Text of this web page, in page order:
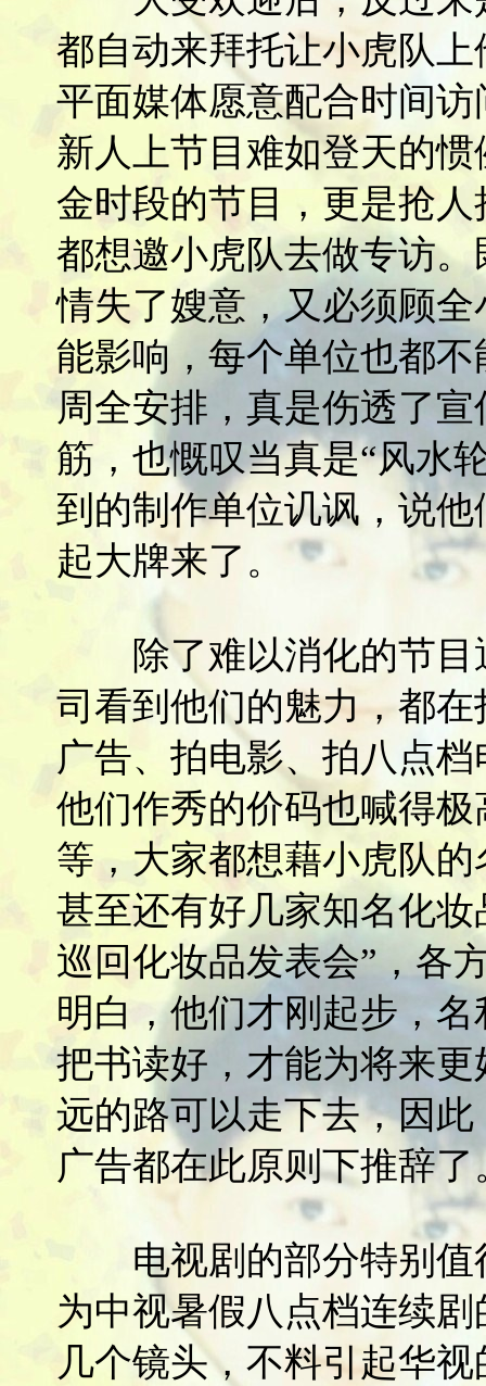
都自动来拜托让小虎队
平面媒体愿意配合时间
新人上节目难如登天的
金时段的节目，更是抢
都想邀小虎队去做专访
情失了嫂意，又必须顾
能影响，每个单位也都
周全安排，真是伤透了
筋，也慨叹当真是“风水
到的制作单位讥讽，说
起大牌来了。
除了难以消化的节目
司看到他们的魅力，都
广告、拍电影、拍八点
他们作秀的价码也喊得
等，大家都想藉小虎队
甚至还有好几家知名化
巡回化妆品发表会”，各
明白，他们才刚起步，
把书读好，才能为将来
远的路可以走下去，因
广告都在此原则下推辞了
电视剧的部分特别值
为中视暑假八点档连续
几个镜头，不料引起华